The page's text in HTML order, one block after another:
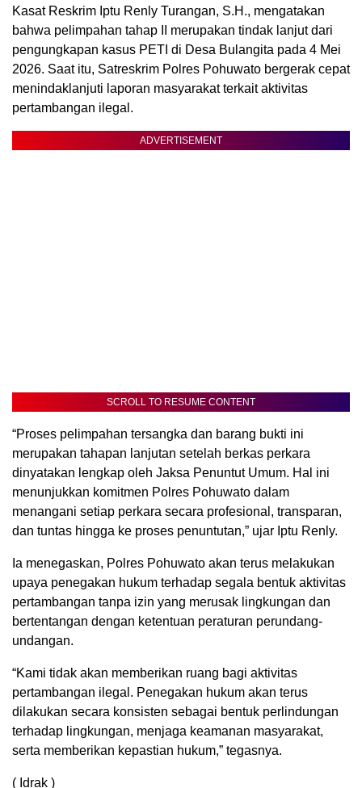
Kasat Reskrim Iptu Renly Turangan, S.H., mengatakan
bahwa pelimpahan tahap II merupakan tindak lanjut dari
pengungkapan kasus PETI di Desa Bulangita pada 4 Mei
2026. Saat itu, Satreskrim Polres Pohuwato bergerak cepat
menindaklanjuti laporan masyarakat terkait aktivitas
pertambangan ilegal.
ADVERTISEMENT
SCROLL TO RESUME CONTENT
“Proses pelimpahan tersangka dan barang bukti ini
merupakan tahapan lanjutan setelah berkas perkara
dinyatakan lengkap oleh Jaksa Penuntut Umum. Hal ini
menunjukkan komitmen Polres Pohuwato dalam
menangani setiap perkara secara profesional, transparan,
dan tuntas hingga ke proses penuntutan,” ujar Iptu Renly.
Ia menegaskan, Polres Pohuwato akan terus melakukan
upaya penegakan hukum terhadap segala bentuk aktivitas
pertambangan tanpa izin yang merusak lingkungan dan
bertentangan dengan ketentuan peraturan perundang-
undangan.
“Kami tidak akan memberikan ruang bagi aktivitas
pertambangan ilegal. Penegakan hukum akan terus
dilakukan secara konsisten sebagai bentuk perlindungan
terhadap lingkungan, menjaga keamanan masyarakat,
serta memberikan kepastian hukum,” tegasnya.
( Idrak )